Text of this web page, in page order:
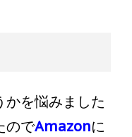
かを悩みました
のでAmazonに